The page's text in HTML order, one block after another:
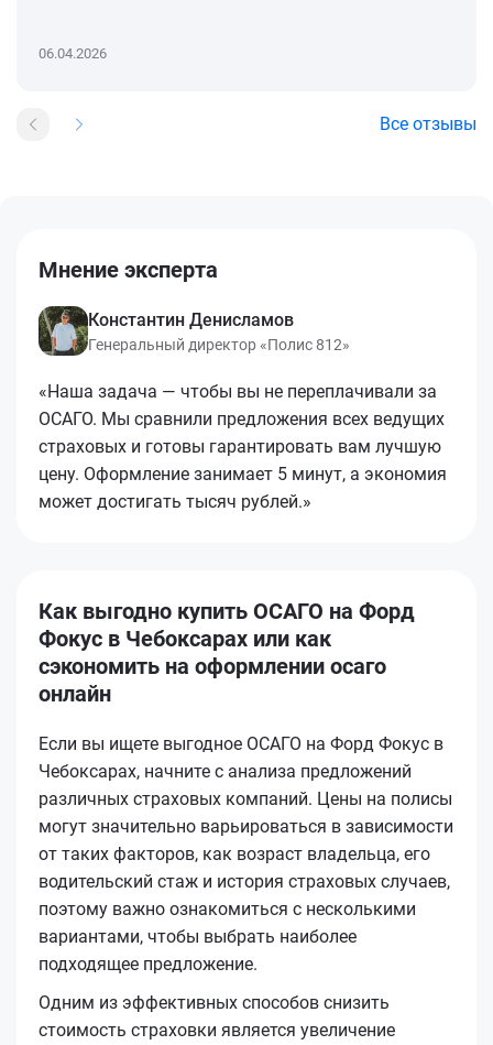
06.04.2026
Все отзывы
Мнение эксперта
Константин Денисламов
Генеральный директор «Полис 812»
«Наша задача — чтобы вы не переплачивали за
ОСАГО. Мы сравнили предложения всех ведущих
страховых и готовы гарантировать вам лучшую
цену. Оформление занимает 5 минут, а экономия
может достигать тысяч рублей.»
Как выгодно купить ОСАГО на Форд
Фокус в Чебоксарах или как
сэкономить на оформлении осаго
онлайн
Если вы ищете выгодное ОСАГО на Форд Фокус в
Чебоксарах, начните с анализа предложений
различных страховых компаний. Цены на полисы
могут значительно варьироваться в зависимости
от таких факторов, как возраст владельца, его
водительский стаж и история страховых случаев,
поэтому важно ознакомиться с несколькими
вариантами, чтобы выбрать наиболее
подходящее предложение.
Одним из эффективных способов снизить
стоимость страховки является увеличение